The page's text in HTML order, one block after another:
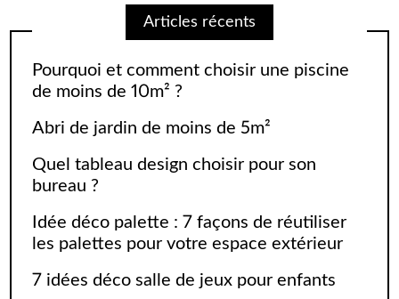
Articles récents
Pourquoi et comment choisir une piscine
de moins de 10m² ?
Abri de jardin de moins de 5m²
Quel tableau design choisir pour son
bureau ?
Idée déco palette : 7 façons de réutiliser
les palettes pour votre espace extérieur
7 idées déco salle de jeux pour enfants